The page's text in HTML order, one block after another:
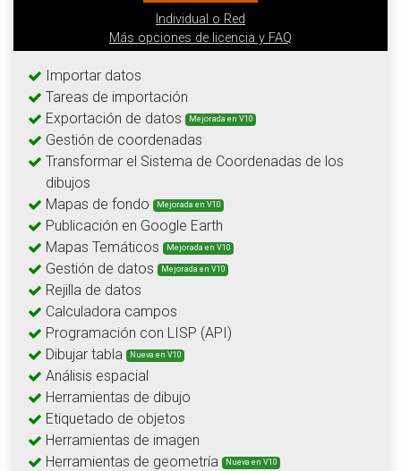
Individual o Red
Más opciones de licencia y FAQ
Importar datos
Tareas de importación
Exportación de datos
Mejorada en V10
Gestión de coordenadas
Transformar el Sistema de Coordenadas de los
dibujos
Mapas de fondo
Mejorada en V10
Publicación en Google Earth
Mapas Temáticos
Mejorada en V10
Gestión de datos Mejorada en V10
Rejilla de datos
Calculadora campos
Programación con LISP (API)
Dibujar tabla
Nueva en V10
Análisis espacial
Herramientas de dibujo
Etiquetado de objetos
Herramientas de imagen
Herramientas de geometría
Nueva en V10